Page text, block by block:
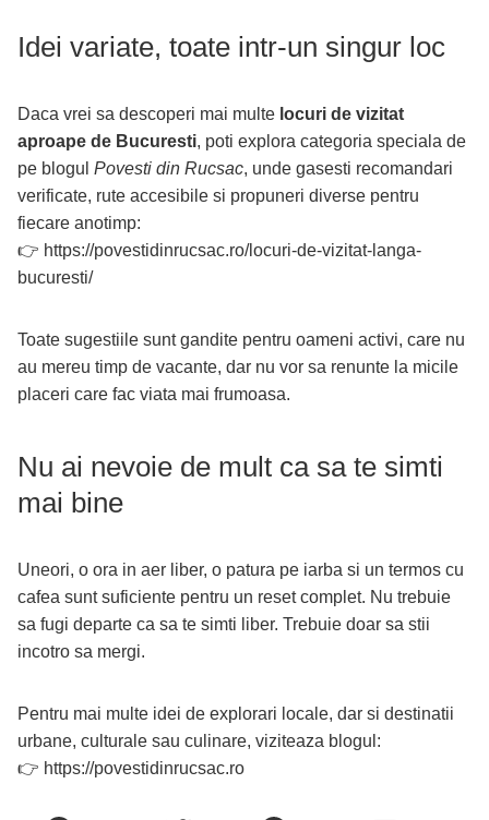
Idei variate, toate intr-un singur loc
Daca vrei sa descoperi mai multe locuri de vizitat
aproape de Bucuresti, poti explora categoria speciala de
pe blogul Povesti din Rucsac, unde gasesti recomandari
verificate, rute accesibile si propuneri diverse pentru
fiecare anotimp:
👉 https://povestidinrucsac.ro/locuri-de-vizitat-langa-
bucuresti/
Toate sugestiile sunt gandite pentru oameni activi, care nu
au mereu timp de vacante, dar nu vor sa renunte la micile
placeri care fac viata mai frumoasa.
Nu ai nevoie de mult ca sa te simti
mai bine
Uneori, o ora in aer liber, o patura pe iarba si un termos cu
cafea sunt suficiente pentru un reset complet. Nu trebuie
sa fugi departe ca sa te simti liber. Trebuie doar sa stii
incotro sa mergi.
Pentru mai multe idei de explorari locale, dar si destinatii
urbane, culturale sau culinare, viziteaza blogul:
👉 https://povestidinrucsac.ro